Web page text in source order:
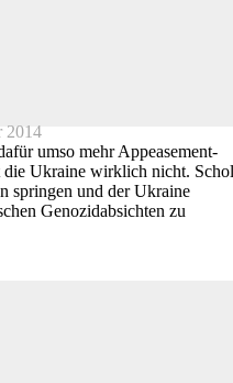
2014
umso mehr Appeasement-
die Ukraine wirklich nicht.
springen und der Ukraine
Genozidabsichten zu